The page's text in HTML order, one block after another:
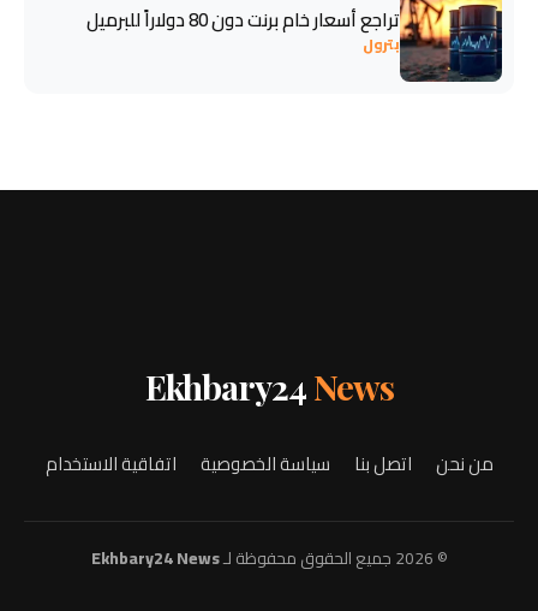
تراجع أسعار خام برنت دون 80 دولاراً للبرميل
بترول
Ekhbary24News
من نحن اتصل بنا سياسة الخصوصية اتفاقية الاستخدام
© 2026 جميع الحقوق محفوظة لـ Ekhbary24 News